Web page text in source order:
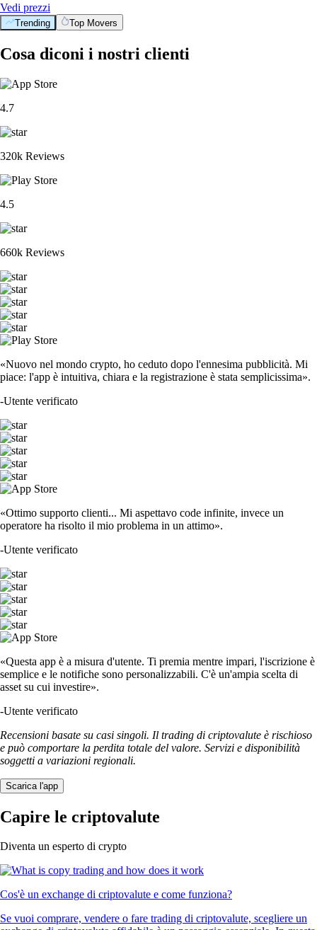
Vedi prezzi
Trending Top Movers
BTC 56,111.07
ETH$
$
ADA
SOL$63.87+
DOGE$0.060458
SHIB$
TRUMP$1.28-0.69%
USDT$ 0.864443-0.19%
LTC$39.37 -0.30%
SUSHI$ 0.142692+0.02%